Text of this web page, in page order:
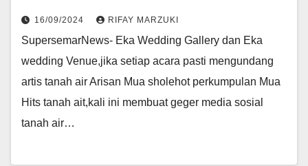
16/09/2024 RIFAY MARZUKI
SupersemarNews- Eka Wedding Gallery dan Eka
wedding Venue,jika setiap acara pasti mengundang
artis tanah air Arisan Mua sholehot perkumpulan Mua
Hits tanah ait,kali ini membuat geger media sosial
tanah air…